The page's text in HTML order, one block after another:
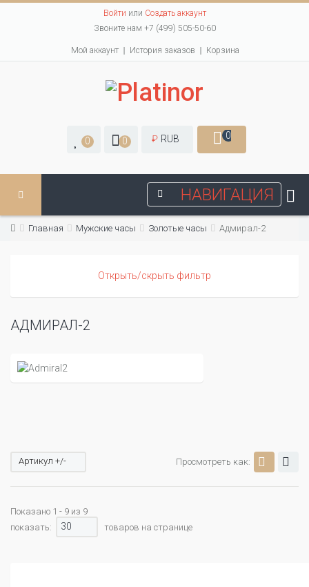
Войти или Создать аккаунт
Звоните нам +7 (499) 505-50-60
Мой аккаунт История заказов Корзина
0 0 ₽ RUB 0
НАВИГАЦИЯ
Главная Мужские часы Золотые часы Адмирал-2
Открыть/скрыть фильтр
АДМИРАЛ-2
Просмотреть как:
Артикул +/-
Показано 1 - 9 из 9
показать:
30 товаров на странице